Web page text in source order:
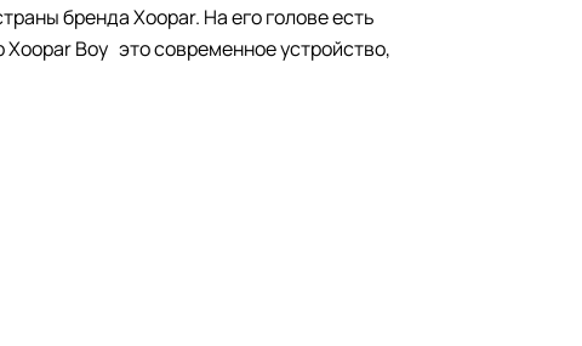
бренда Xoopar. На его голове есть
Boy это современное устройство,